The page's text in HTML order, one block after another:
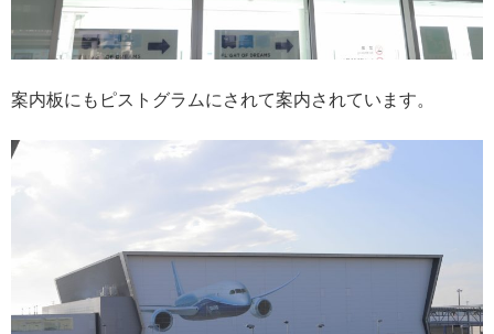
案内板にもピストグラムにされて案内されています。